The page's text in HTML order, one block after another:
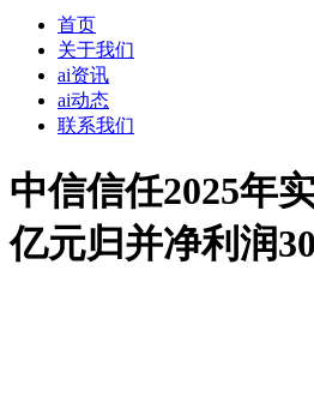
首页
关于我们
ai资讯
ai动态
联系我们
中信信任2025年
亿元归并净利润